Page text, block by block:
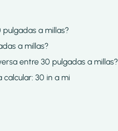
a millas?
a millas?
entre 30 pulgadas a millas?
calcular: 30 in a mi